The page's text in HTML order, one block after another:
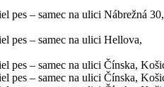
pes – samec na ulici Nábrežná 30,
pes – samec na ulici Hellova,
pes – samec na ulici Čínska,
pes – samec na ulici Čínska,